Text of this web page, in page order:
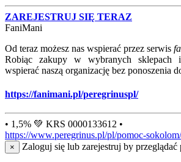
ZAREJESTRUJ SIĘ TERAZ
FaniMani
Od teraz możesz nas wspierać przez serwis
Robiąc zakupy w wybranych sklepach
wspierać naszą organizację bez ponoszenia
https://fanimani.pl/peregrinuspl/
• 1,5% 💚 KRS 0000133612 •
https://www.peregrinus.pl/pl/pomoc-
× Zaloguj się lub zarejestruj by